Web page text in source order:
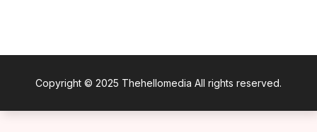
Copyright © 2025 Thehellomedia All rights reserved.